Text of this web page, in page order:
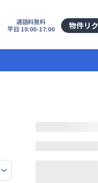
通話料無料
平日 10:00-17:00
物件リ